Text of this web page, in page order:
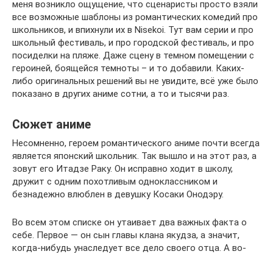
меня возникло ощущение, что сценаристы просто взяли
все возможные шаблоны из романтических комедий про
школьников, и впихнули их в Nisekoi. Тут вам серии и про
школьный фестиваль, и про городской фестиваль, и про
посиделки на пляже. Даже сцену в темном помещении с
героиней, боящейся темноты – и то добавили. Каких-
либо оригинальных решений вы не увидите, всё уже было
показано в других аниме сотни, а то и тысячи раз.
Сюжет аниме
Несомненно, героем романтического аниме почти всегда
является японский школьник. Так вышло и на этот раз, а
зовут его Итадзе Раку. Он исправно ходит в школу,
дружит с одним похотливым одноклассником и
безнадежно влюблен в девушку Косаки Онодэру.
Во всем этом списке он утаивает два важных факта о
себе. Первое — он сын главы клана якудза, а значит,
когда-нибудь унаследует все дело своего отца. А во-